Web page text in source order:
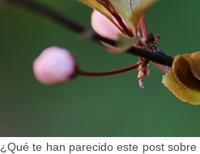
¿Qué te han parecido este post sobre